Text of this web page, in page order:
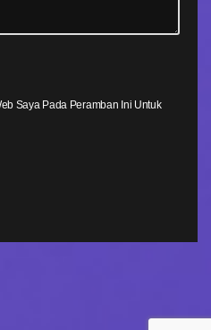
Saya Pada Peramban Ini Untuk